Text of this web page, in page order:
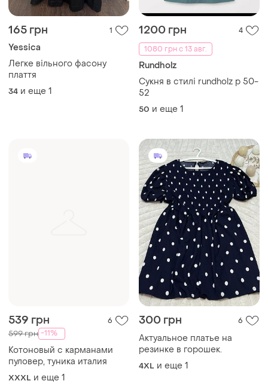
165 грн 1
Yessica
Легке вільного фасону
плаття
34 и еще 1
1200 грн
4
1080 грн с 13 авг.
Rundholz
Сукня в стилі rundholz р 50-
52
50 и еще 1
539 грн 6
599 грн -11%
Котоновый с карманами
пуловер, туника италия
XXXL и еще 1
300 грн 6
Актуальное платье на
резинке в горошек.
4XL и еще 1